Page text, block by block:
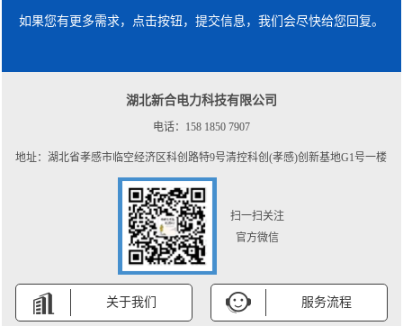
如果您有更多需求，点击按钮，提交信息，我们会尽快给您回复。
湖北新合电力科技有限公司
电话：158 1850 7907
地址：湖北省孝感市临空经济区科创路特9号清控科创(孝感)创新基地G1号一楼
扫一扫关注
官方微信
关于我们 服务流程